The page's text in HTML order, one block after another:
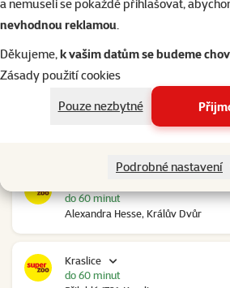
a nemuseli se pokaždé přihlašovat,
nevhodnou reklamou.
Děkujeme,k vašim datům se budeme
Zásady použití cookies
Pouze nezbytné
Podrobné nastavení
Kolín Ovčáry
Ovčáry 304, Ovčáry
Kozomín
Alexandra Hesse, Králův Dvůr
do 60 minut
Kraslice
do 60 minut